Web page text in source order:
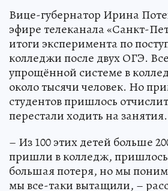
Вице-губернатор Ирина
эфире телеканала «Санкт-
итоги эксперимента по
колледжи после двух ОГЭ.
упрощённой системе в
около тысячи человек. Но
студентов пришлось
перестали ходить на занятия.
– Из 100 этих детей больше
пришли в колледж, пришлось
большая потеря, но мы
мы все-таки вытащили, –